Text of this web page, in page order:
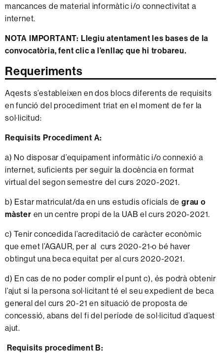
mancances de material informàtic i/o connectivitat a
internet.
NOTA IMPORTANT: Llegiu atentament les bases de la
convocatòria, fent clic a l’enllaç que hi trobareu.
Requeriments
Aqests s’estableixen en dos blocs diferents de requisits
en funció del procediment triat en el moment de fer la
sol·licitud:
Requisits Procediment A:
a) No disposar d’equipament informàtic i/o connexió a
internet, suficients per seguir la docència en format
virtual del segon semestre del curs 2020-2021.
b) Estar matriculat/da en uns estudis oficials de grau o
màster en un centre propi de la UAB el curs 2020-2021.
c) Tenir concedida l’acreditació de caràcter econòmic
que emet l’AGAUR, per al curs 2020-21o bé haver
obtingut una beca equitat per al curs 2020-2021.
d) En cas de no poder complir el punt c), és podrà obtenir
l’ajut si la persona sol·licitant té el seu expedient de beca
general del curs 20-21 en situació de proposta de
concessió, abans del fi del període de sol·licitud d’aquest
ajut.
Requisits procediment B: